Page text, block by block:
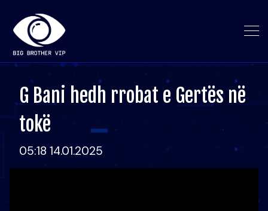
G Bani hedh rrobat e Gertës në
tokë
05:18 14.01.2025